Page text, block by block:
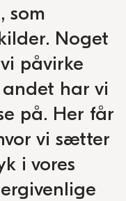
som
Noget
påvirke
har vi
på. Her får
vi sætter
i vores